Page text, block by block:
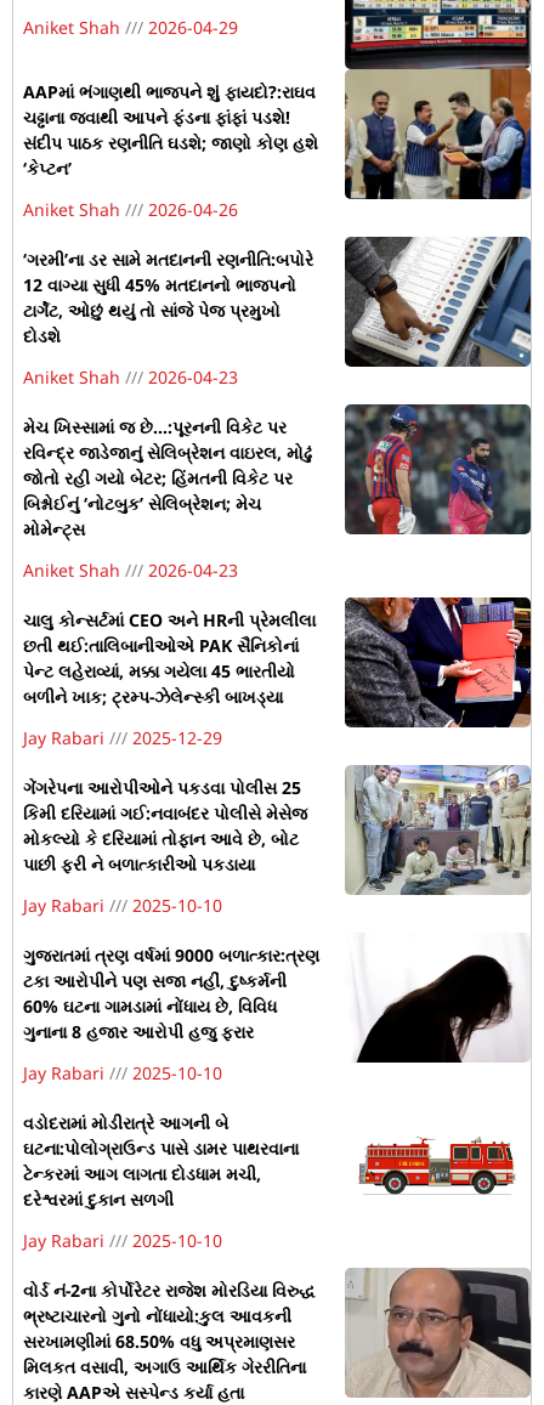
Aniket Shah
2026-04-29
AAPમાં ભંગાણથી ભાજપને શું ફાયદો?:રાઘવ
ચઢ્ઢાના જવાથી આપને ફંડના ફાંફાં પડશે!
સંદીપ પાઠક રણનીતિ ઘડશે; જાણો કોણ હશે
‘કેપ્ટન’
Aniket Shah
2026-04-26
‘ગરમી’ના ડર સામે મતદાનની રણનીતિ:બપોરે
12 વાગ્યા સુધી 45% મતદાનનો ભાજપનો
ટાર્ગેટ, ઓછું થયું તો સાંજે પેજ પ્રમુખો
દોડશે
Aniket Shah
2026-04-23
મેચ ખિસ્સામાં જ છે…:પૂરનની વિકેટ પર
રવિન્દ્ર જાડેજાનું સેલિબ્રેશન વાઇરલ, મોઢું
જોતો રહી ગયો બેટર; હિંમતની વિકેટ પર
બિશ્નોઈનું ‘નોટબુક’ સેલિબ્રેશન; મેચ
મોમેન્ટ્સ
Aniket Shah
2026-04-23
ચાલુ કોન્સર્ટમાં CEO અને HRની પ્રેમલીલા
છતી થઈ:તાલિબાનીઓએ PAK સૈનિકોનાં
પેન્ટ લહેરાવ્યાં, મક્કા ગયેલા 45 ભારતીયો
બળીને ખાક; ટ્રમ્પ-ઝેલેન્સ્કી બાખડ્યા
Jay Rabari
2025-12-29
ગેંગરેપના આરોપીઓને પકડવા પોલીસ 25
કિમી દરિયામાં ગઈ:નવાબંદર પોલીસે મેસેજ
મોકલ્યો કે દરિયામાં તોફાન આવે છે, બોટ
પાછી ફરી ને બળાત્કારીઓ પકડાયા
Jay Rabari
2025-10-10
ગુજરાતમાં ત્રણ વર્ષમાં 9000 બળાત્કાર:ત્રણ
ટકા આરોપીને પણ સજા નહીં, દુષ્કર્મની
60% ઘટના ગામડામાં નોંધાય છે, વિવિધ
ગુનાના 8 હજાર આરોપી હજુ ફરાર
Jay Rabari
2025-10-10
વડોદરામાં મોડીરાત્રે આગની બે
ઘટના:પોલોગ્રાઉન્ડ પાસે ડામર પાથરવાના
ટેન્કરમાં આગ લાગતા દોડધામ મચી,
દરેશ્વરમાં દુકાન સળગી
Jay Rabari
2025-10-10
વોર્ડ નં-2ના કોર્પોરેટર રાજેશ મોરડિયા વિરુદ્ધ
ભ્રષ્ટાચારનો ગુનો નોંધાયો:કુલ આવકની
સરખામણીમાં 68.50% વધુ અપ્રમાણસર
મિલકત વસાવી, અગાઉ આર્થિક ગેરરીતિના
કારણે AAPએ સસ્પેન્ડ કર્યા હતા